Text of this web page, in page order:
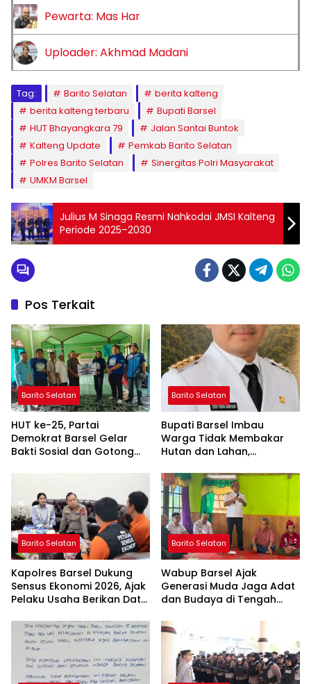
Pewarta: Mas Har
Uploader: Akhmad Madani
Tag: Barito Selatan
berita kalteng
berita kalteng terbaru
Bupati Barsel
HUT Bhayangkara 79
Jalan Santai Buntok
Kalteng Update
Pemkab Barito Selatan
Polres Barito Selatan
Sinergitas Polri Masyarakat
UMKM Barsel
Julius M Sinaga Resmi Nahkodai JMSI Kalteng
Periode 2025–2030
Pos Terkait
Barito Selatan
HUT ke-25, Partai
Demokrat Barsel Gelar
Bakti Sosial dan Gotong
Ashfiya
Barito Selatan
Bupati Barsel Imbau
Warga Tidak Membakar
Hutan dan Lahan,
Bebas Kabut Asap
Barito Selatan
Kapolres Barsel Dukung
Sensus Ekonomi 2026, Ajak
Pelaku Usaha Berikan Data
Barito Selatan
Wabup Barsel Ajak
Generasi Muda Jaga Adat
dan Budaya di Tengah